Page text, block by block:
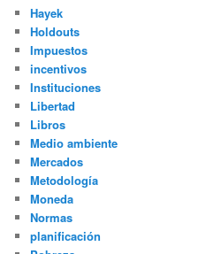
Hayek
Holdouts
Impuestos
incentivos
Instituciones
Libertad
Libros
Medio ambiente
Mercados
Metodología
Moneda
Normas
planificación